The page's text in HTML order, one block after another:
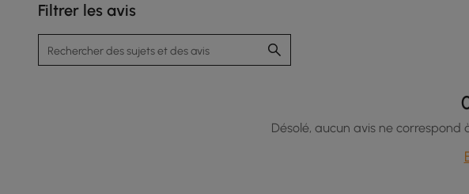
Le plateau relevable réglable en fait une surface
de travail ou de salle à manger pratique.
livres, les
Filtrer les avis
Désolé, aucun avis ne correspond